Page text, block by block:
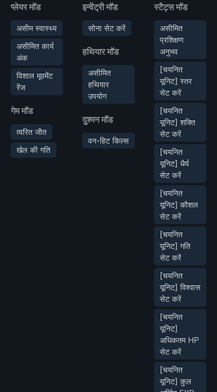
प्लेयर मॉड
असीम स्वास्थ्य
असीमित कार्य
अंक
विशाल मूवमेंट
रेंज
गेम मॉड
त्वरित जीत
खेल की गति
इन्वेंट्री मॉड
सोना सेट करें
हथियार मॉड
असीमित
हथियार
उपयोग
दुश्मन मॉड
वन-हिट किल्स
स्टैट्स मॉड
असीमित
प्रशिक्षण
अनुभव
[चयनित
यूनिट] स्तर
सेट करें
[चयनित
यूनिट] शक्ति
सेट करें
[चयनित
यूनिट] धैर्य
सेट करें
[चयनित
यूनिट] कौशल
सेट करें
[चयनित
यूनिट] गति
सेट करें
[चयनित
यूनिट] विश्वास
सेट करें
[चयनित
यूनिट]
अधिकतम HP
सेट करें
[चयनित
यूनिट] कुल